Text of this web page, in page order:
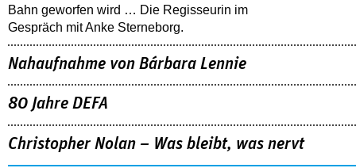
Bahn geworfen wird … Die Regisseurin im
Gespräch mit Anke Sterneborg.
Nahaufnahme von Bárbara Lennie
80 Jahre DEFA
Christopher Nolan – Was bleibt, was nervt